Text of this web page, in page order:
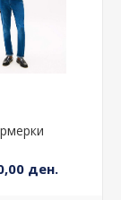
ден.